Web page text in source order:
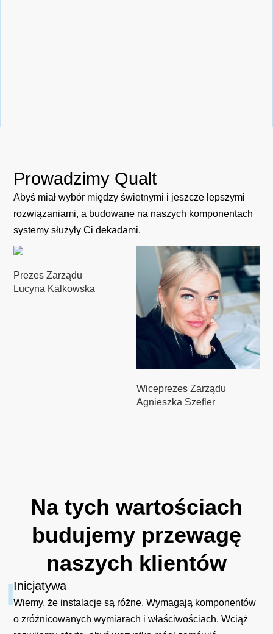
Prowadzimy Qualt
Abyś miał wybór między świetnymi i jeszcze lepszymi
rozwiązaniami, a budowane na naszych komponentach
systemy służyły Ci dekadami.
Prezes Zarządu
Lucyna Kalkowska
Wiceprezes Zarządu
Agnieszka Szefler
Na tych wartościach
budujemy przewagę
naszych klientów
IInicjatywa
Wiemy, że instalacje są różne. Wymagają komponentów
o zróżnicowanych wymiarach i właściwościach. Wciąż